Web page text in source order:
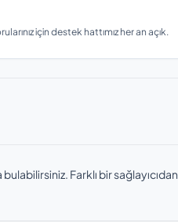
için destek hattımız her an açık.
Farklı bir sağlayıcıdan